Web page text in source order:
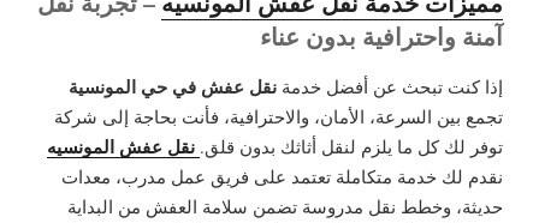
آمنة واحترافية بدون عناء
إذا كنت تبحث عن أفضل خدمة نقل عفش في حي المونسية
تجمع بين السرعة، الأمان، والاحترافية، فأنت بحاجة إلى شركة
توفر لك كل ما يلزم لنقل أثاثك بدون قلق. نقل عفش المونسيه
نقدم لك خدمة متكاملة تعتمد على فريق عمل مدرب، معدات
حديثة، وخطط نقل مدروسة تضمن سلامة العفش من البداية